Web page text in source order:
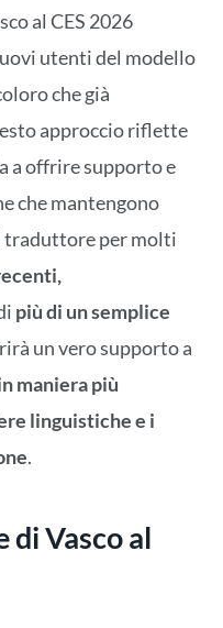
al CES 2026
utenti del modello
che già
approccio riflette
a offrire supporto e
che mantengono
traduttore per molti
più di un semplice
un vero supporto a
maniera più
linguistiche e i
.
di Vasco al